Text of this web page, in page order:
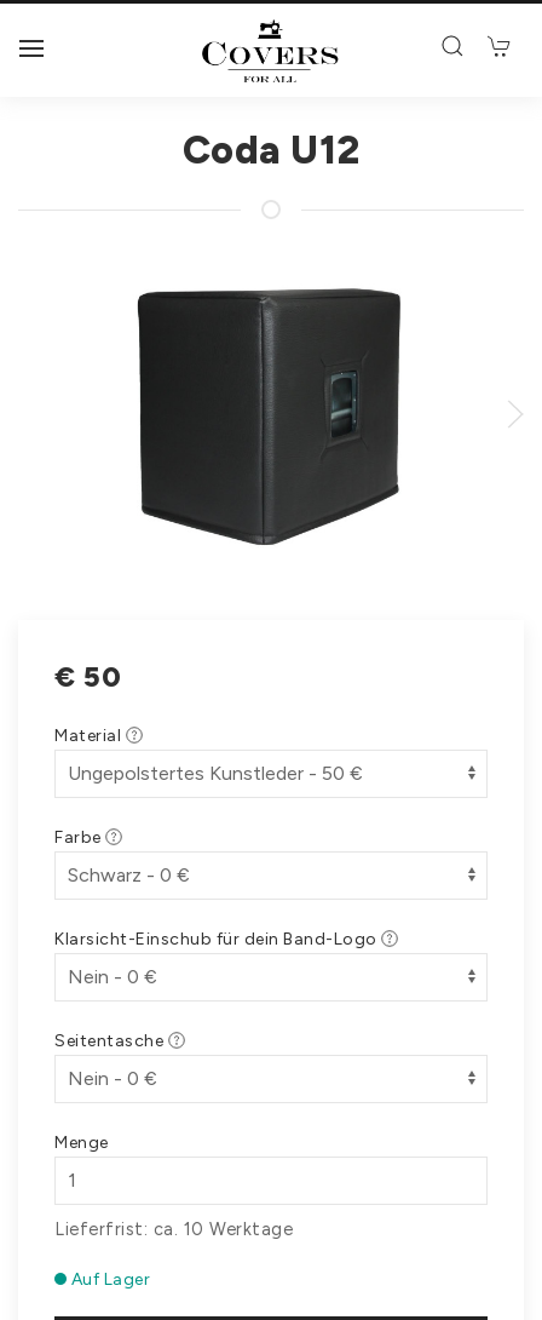
Coda U12
€ 50
Material
Farbe
Klarsicht-Einschub für dein Band-Logo
Seitentasche
Menge
Lieferfrist: ca. 10 Werktage
Auf Lager